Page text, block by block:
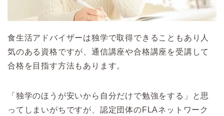
食生活アドバイザーは独学で取得できることもあり人
気のある資格ですが、通信講座や合格講座を受講して
合格を目指す方法もあります。
「独学のほうが安いから自分だけで勉強をする」と思
ってしまいがちですが、認定団体のFLAネットワーク